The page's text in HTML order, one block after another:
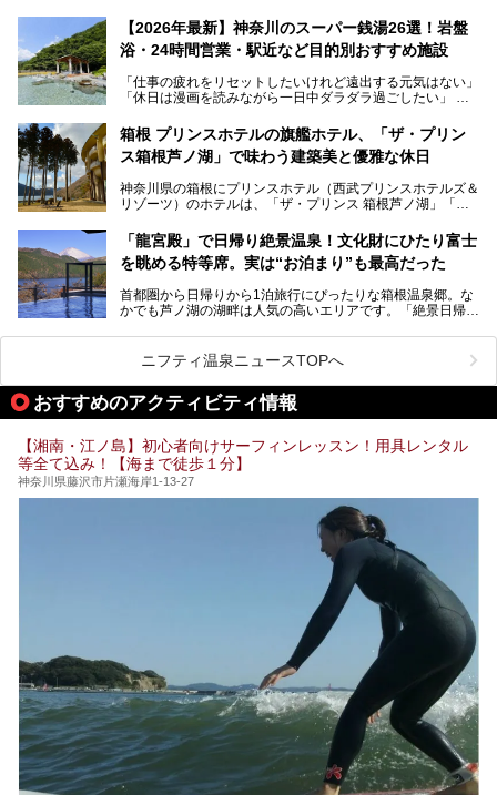
的な“没入感（イマーシブ）”を体験できます。
今回は、そんな大注目の施設に一足先にお邪魔し、その全貌
を見学させていただきました！
サウナ室の中に咲き誇る桜、魚たちが泳ぐ水風呂、そしてバ
リのビーチを思わせる休憩スペース…。驚きの連続だった館
内の様子をレポートします！
【2026年最新】神奈川のスーパー銭湯26選！岩盤
浴・24時間営業・駅近など目的別おすすめ施設
「仕事の疲れをリセットしたいけれど遠出する元気はない」
「休日は漫画を読みながら一日中ダラダラ過ごしたい」
たい」
そんな「癒やされたい」という願いを叶えてくれるのが、神
神奈川県には、サウナや岩盤浴、一日中遊べるエンタメ施設
など、“非日常”を味わえるスーパー銭湯が数多く揃っていま
う」という人も多いはず。
そこで今回は、神奈川県内の人気施設26選を「安さ」「岩
業」「駅近」など、目的別に厳選して紹介します。
今の気分にぴったりの施設を見つけて、最高のリフレッシュ
箱根 プリンスホテルの旗艦ホテル、「ザ・プリン
ス箱根芦ノ湖」で味わう建築美と優雅な休日
神奈川県の箱根にプリンスホテル（西武プリンスホテルズ＆
リゾーツ）のホテルは、「ザ・プリンス 箱根芦ノ湖」「芦
「箱根仙石原プリンスホテル」と4軒あり、今回ご紹介する
「ザ・プリンス 箱根芦ノ湖」は、その中でもフラッグシッ
プ（旗艦）に位置づけられる特別なホテルです。
昭和の日本を代表する建築家の一人、村野藤吾が芦ノ湖の畔
に建てた桃源郷のようなホテルがここ。自家源泉の温泉や、
提供元：株式会社西武・プリンスホテルズワールドワイド
【PR】
この記事はザ・プリンス 箱根芦ノ湖のPR記事です。
「龍宮殿」で日帰り絶景温泉！文化財にひたり富士
を眺める特等席。実は“お泊まり”も最高だった
首都圏から日帰りから1泊旅行にぴったりな箱根温泉郷。な
かでも芦ノ湖の湖畔は人気の高いエリアです。「絶景日帰り
が楽しめるまさに眺望自慢の日帰り温泉。
そしてここは全24室の「箱根 芦ノ湖畔蛸川温泉 龍宮殿」と
して宿泊もできます。宿泊者は「龍宮殿本館」の営業時間に
加えて、朝6時からの宿泊者専用時間帯にも「龍宮殿本館」
のお風呂が利用できます。
今回は日帰り温泉としての「絶景日帰り温泉 龍宮殿本館
（以下、龍宮殿本館）」と、旅館としての「箱根 芦ノ湖畔
蛸川温泉 龍宮殿（以下、龍宮殿）」の両方の魅力をたっぷ
りお伝えします！
ここは箱根神社、九頭龍神社、白龍神社、箱根元宮と箱根の
4つの神社に囲まれたパワースポットです。
提供元：株式会社西武・プリンスホテルズワールドワイド
この記事は箱根 芦ノ湖畔蛸川温泉 龍宮殿のPR記事です。
ニフティ温泉ニュースTOPへ
おすすめのアクティビティ情報
【湘南・江ノ島】初心者向けサーフィンレッスン！用具レンタル
等全て込み！【海まで徒歩１分】
神奈川県藤沢市片瀬海岸1-13-27